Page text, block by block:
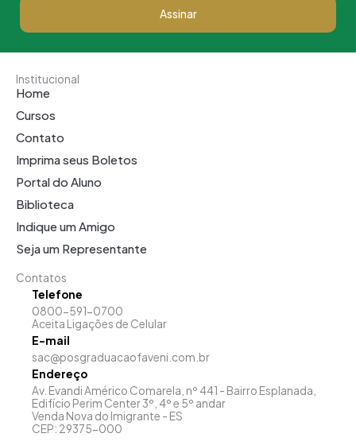
Assinar
Institucional
Home
Cursos
Contato
Imprima seus Boletos
Portal do Aluno
Biblioteca
Indique um Amigo
Seja um Representante
Contatos
Telefone
0800-591-0700
Aceita Ligações de Celular
E-mail
sac@posgraduacaofaveni.com.br
Endereço
Av. Evandi Américo Comarela, nº 441 - Bairro Esplanada,
Edifício Perim Center 3º, 4º e 5º andar
Venda Nova do Imigrante - ES
CEP: 29375-000